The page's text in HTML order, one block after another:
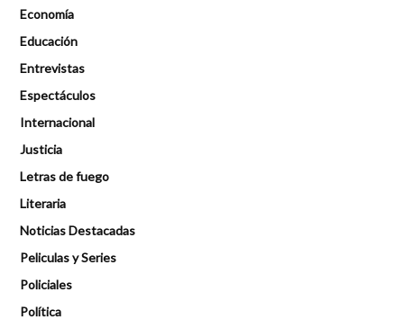
Economía
Educación
Entrevistas
Espectáculos
Internacional
Justicia
Letras de fuego
Literaria
Noticias Destacadas
Peliculas y Series
Policiales
Política